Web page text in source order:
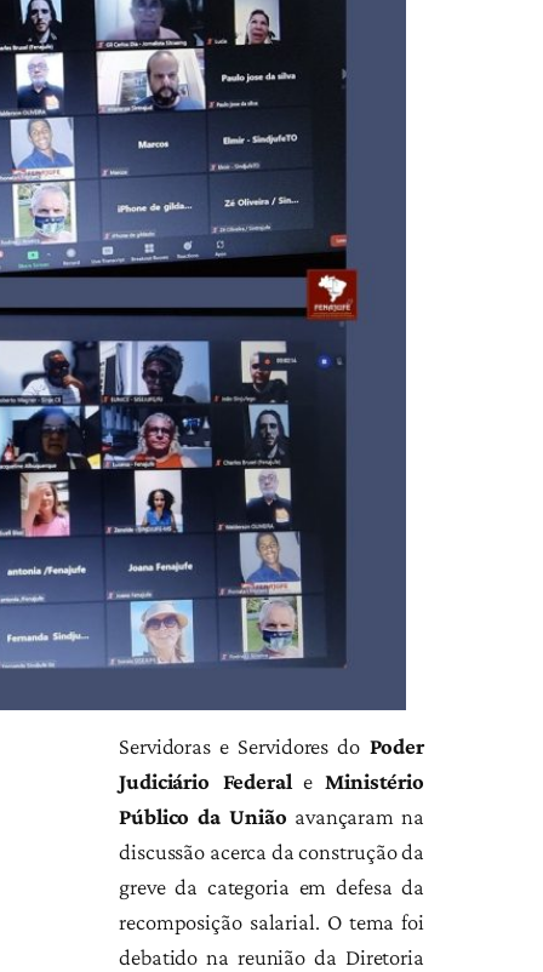
Servidoras e Servidores do Poder
Judiciário Federale Ministério
Público da União avançaram na
discussão acerca da construção da
greve da categoria em defesa da
recomposição salarial. O tema foi
debatido na reunião da Diretoria